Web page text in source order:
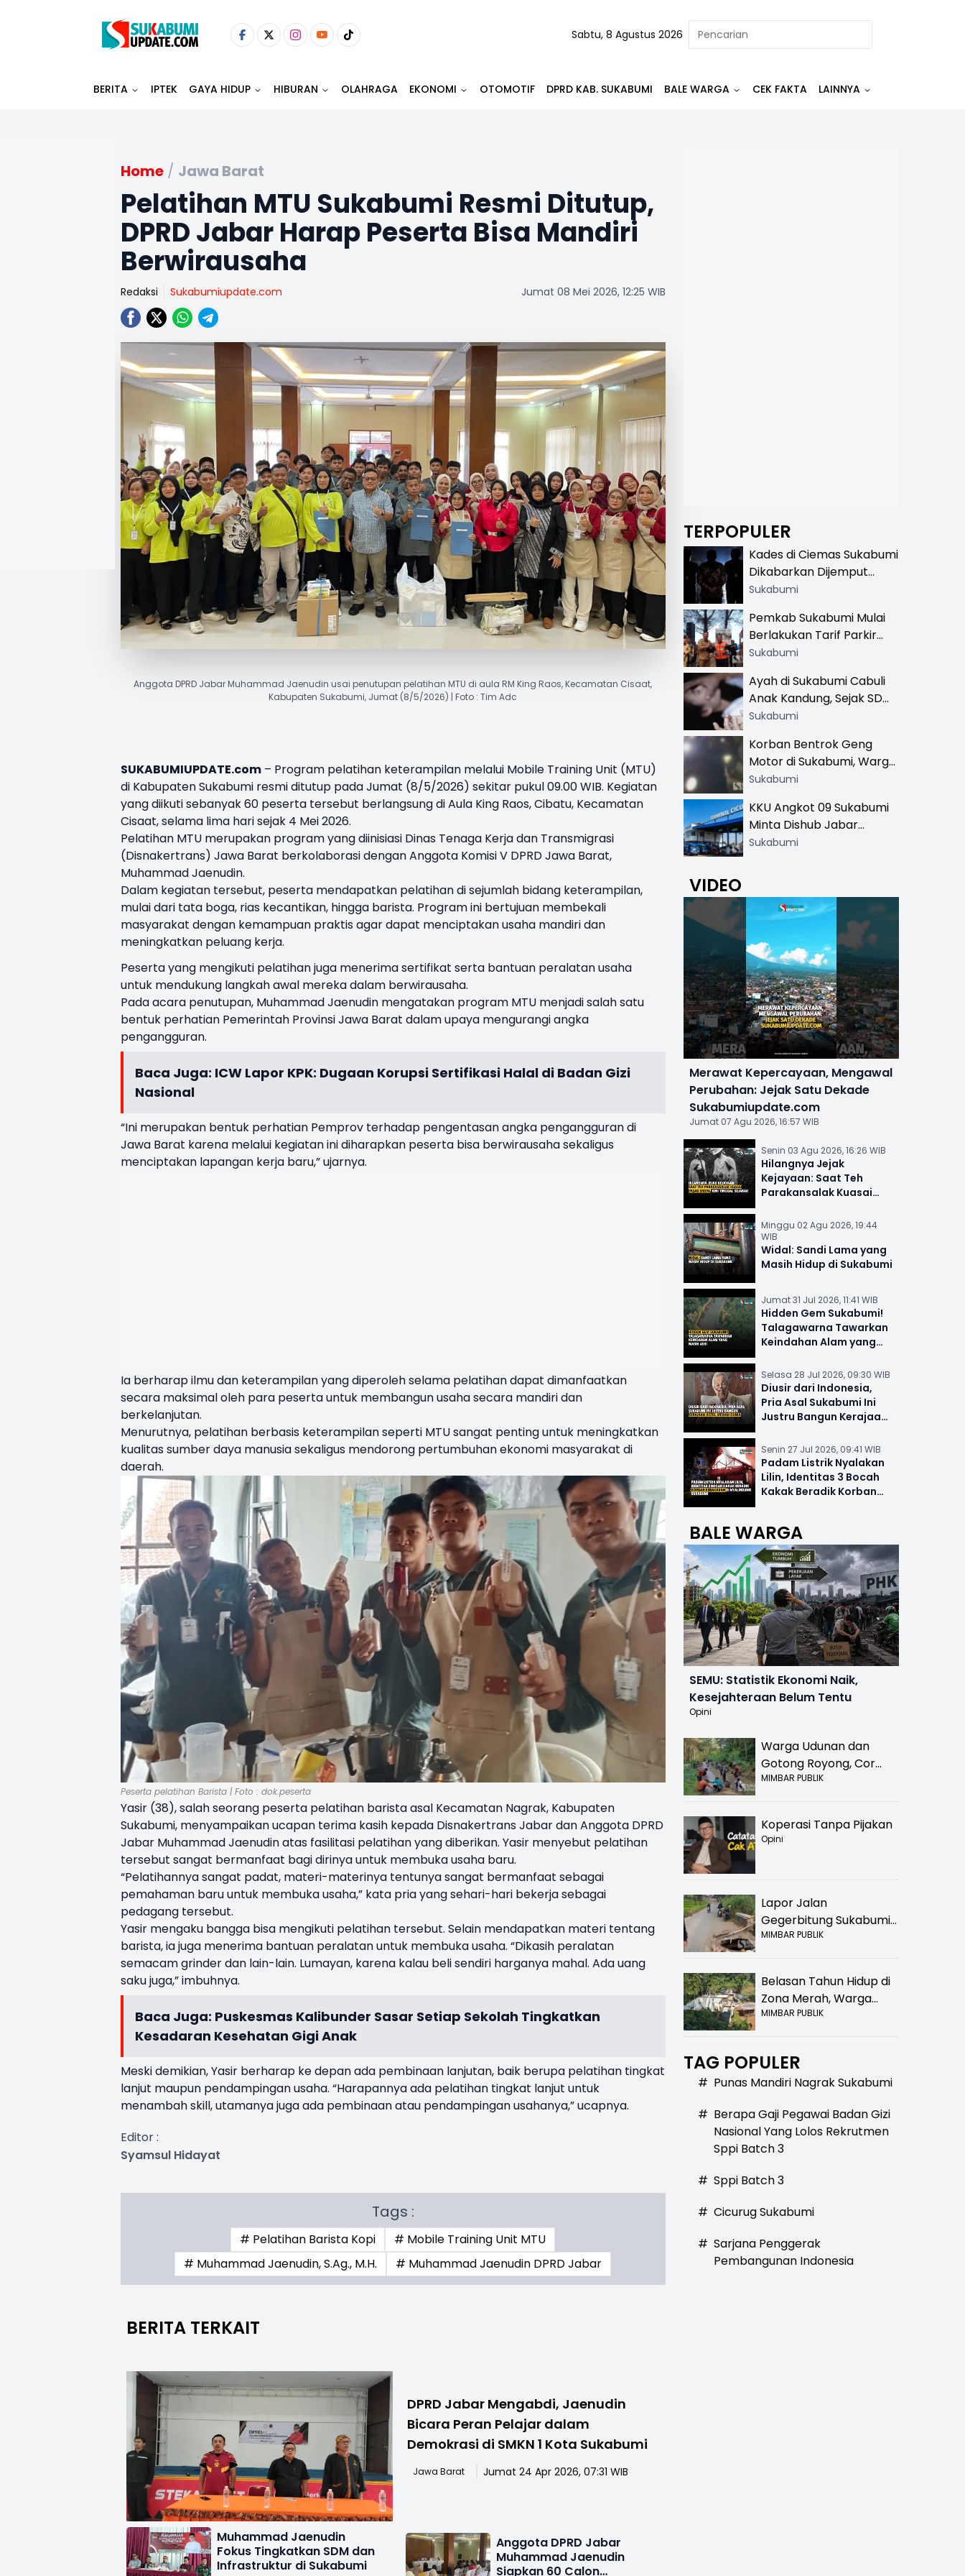
Sabtu, 8 Agustus 2026
BERITA IPTEK GAYA HIDUP HIBURAN OLAHRAGA EKONOMI OTOMOTIF DPRD KAB. SUKABUMI BALE WARGA CEK FAKTA LAINNYA
Home / Jawa Barat
Pelatihan MTU Sukabumi Resmi Ditutup,
DPRD Jabar Harap Peserta Bisa Mandiri
Berwirausaha
Redaksi Sukabumiupdate.com Jumat 08 Mei 2026, 12:25 WIB
Anggota DPRD Jabar Muhammad Jaenudin usai penutupan pelatihan MTU di aula RM King Raos, Kecamatan Cisaat,
Kabupaten Sukabumi, Jumat (8/5/2026) | Foto : Tim Adc
SUKABUMIUPDATE.com – Program pelatihan keterampilan melalui Mobile Training Unit (MTU)
di Kabupaten Sukabumi resmi ditutup pada Jumat (8/5/2026) sekitar pukul 09.00 WIB. Kegiatan
yang diikuti sebanyak 60 peserta tersebut berlangsung di Aula King Raos, Cibatu, Kecamatan
Cisaat, selama lima hari sejak 4 Mei 2026.
Pelatihan MTU merupakan program yang diinisiasi Dinas Tenaga Kerja dan Transmigrasi
(Disnakertrans) Jawa Barat berkolaborasi dengan Anggota Komisi V DPRD Jawa Barat,
Muhammad Jaenudin.
Dalam kegiatan tersebut, peserta mendapatkan pelatihan di sejumlah bidang keterampilan,
mulai dari tata boga, rias kecantikan, hingga barista. Program ini bertujuan membekali
masyarakat dengan kemampuan praktis agar dapat menciptakan usaha mandiri dan
meningkatkan peluang kerja.
Peserta yang mengikuti pelatihan juga menerima sertifikat serta bantuan peralatan usaha
untuk mendukung langkah awal mereka dalam berwirausaha.
Pada acara penutupan, Muhammad Jaenudin mengatakan program MTU menjadi salah satu
bentuk perhatian Pemerintah Provinsi Jawa Barat dalam upaya mengurangi angka
pengangguran.
Baca Juga: ICW Lapor KPK: Dugaan Korupsi Sertifikasi Halal di Badan Gizi
Nasional
“Ini merupakan bentuk perhatian Pemprov terhadap pengentasan angka pengangguran di
Jawa Barat karena melalui kegiatan ini diharapkan peserta bisa berwirausaha sekaligus
menciptakan lapangan kerja baru,” ujarnya.
Ia berharap ilmu dan keterampilan yang diperoleh selama pelatihan dapat dimanfaatkan
secara maksimal oleh para peserta untuk membangun usaha secara mandiri dan
berkelanjutan.
Menurutnya, pelatihan berbasis keterampilan seperti MTU sangat penting untuk meningkatkan
kualitas sumber daya manusia sekaligus mendorong pertumbuhan ekonomi masyarakat di
daerah.
Peserta pelatihan Barista | Foto : dok.peserta
Yasir (38), salah seorang peserta pelatihan barista asal Kecamatan Nagrak, Kabupaten
Sukabumi, menyampaikan ucapan terima kasih kepada Disnakertrans Jabar dan Anggota DPRD
Jabar Muhammad Jaenudin atas fasilitasi pelatihan yang diberikan. Yasir menyebut pelatihan
tersebut sangat bermanfaat bagi dirinya untuk membuka usaha baru.
“Pelatihannya sangat padat, materi-materinya tentunya sangat bermanfaat sebagai
pemahaman baru untuk membuka usaha,” kata pria yang sehari-hari bekerja sebagai
pedagang tersebut.
Yasir mengaku bangga bisa mengikuti pelatihan tersebut. Selain mendapatkan materi tentang
barista, ia juga menerima bantuan peralatan untuk membuka usaha. “Dikasih peralatan
semacam grinder dan lain-lain. Lumayan, karena kalau beli sendiri harganya mahal. Ada uang
saku juga,” imbuhnya.
Baca Juga: Puskesmas Kalibunder Sasar Setiap Sekolah Tingkatkan
Kesadaran Kesehatan Gigi Anak
Meski demikian, Yasir berharap ke depan ada pembinaan lanjutan, baik berupa pelatihan tingkat
lanjut maupun pendampingan usaha. “Harapannya ada pelatihan tingkat lanjut untuk
menambah skill, utamanya juga ada pembinaan atau pendampingan usahanya,” ucapnya.
Editor :
Syamsul Hidayat
Tags :
# Pelatihan Barista Kopi
# Mobile Training Unit MTU
# Muhammad Jaenudin, S.Ag., M.H.
# Muhammad Jaenudin DPRD Jabar
BERITA TERKAIT
DPRD Jabar Mengabdi, Jaenudin
Bicara Peran Pelajar dalam
Demokrasi di SMKN 1 Kota Sukabumi
Jawa Barat Jumat 24 Apr 2026, 07:31 WIB
Muhammad Jaenudin
Fokus Tingkatkan SDM dan
Infrastruktur di Sukabumi
Anggota DPRD Jabar
Muhammad Jaenudin
Siapkan 60 Calon
TERPOPULER
Kades di Ciemas Sukabumi
Dikabarkan Dijemput
Satnarkoba, Polisi
Sukabumi
Pemkab Sukabumi Mulai
Berlakukan Tarif Parkir
Resmi di 13 Lokasi Wisata,
Khusus
Sukabumi
Ayah di Sukabumi Cabuli
Anak Kandung, Sejak SD
Hingga SMA
Sukabumi
Korban Bentrok Geng
Motor di Sukabumi, Warga
dan Sopir Tangki
Sukabumi
KKU Angkot 09 Sukabumi
Minta Dishub Jabar
Tertibkan Trayek Ciawi-
Sukabumi
VIDEO
Merawat Kepercayaan, Mengawal
Perubahan: Jejak Satu Dekade
Sukabumiupdate.com
Jumat 07 Agu 2026, 16:57 WIB
Senin 03 Agu 2026, 16:26 WIB
Hilangnya Jejak
Kejayaan: Saat Teh
Parakansalak Kuasai
Sejarah
Minggu 02 Agu 2026, 19:44
WIB
Widal: Sandi Lama yang
Masih Hidup di Sukabumi
Jumat 31 Jul 2026, 11:41 WIB
Hidden Gem Sukabumi!
Talagawarna Tawarkan
Keindahan Alam yang
Selasa 28 Jul 2026, 09:30 WIB
Diusir dari Indonesia,
Pria Asal Sukabumi Ini
Justru Bangun Kerajaan
Senin 27 Jul 2026, 09:41 WIB
Padam Listrik Nyalakan
Lilin, Identitas 3 Bocah
Kakak Beradik Korban
BALE WARGA
SEMU: Statistik Ekonomi Naik,
Kesejahteraan Belum Tentu
Opini
Warga Udunan dan
Gotong Royong, Cor
Jalan Hancur di
MIMBAR PUBLIK
Koperasi Tanpa Pijakan
Opini
Lapor Jalan
Gegerbitung Sukabumi
Bolong! Bahaya Bagi
MIMBAR PUBLIK
Belasan Tahun Hidup di
Zona Merah, Warga
Kampung Nangewer
Relokasi
MIMBAR PUBLIK
TAG POPULER
# Punas Mandiri Nagrak Sukabumi
# Berapa Gaji Pegawai Badan Gizi
Nasional Yang Lolos Rekrutmen
Sppi Batch 3
# Sppi Batch 3
# Cicurug Sukabumi
# Sarjana Penggerak
Pembangunan Indonesia